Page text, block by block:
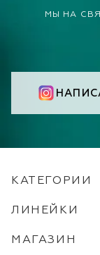
МЫ НА
КАТЕГОРИИ
ЛИНЕЙКИ
МАГАЗИН